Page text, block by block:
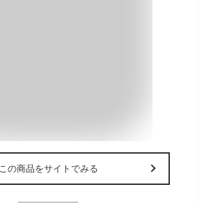
この商品をサイトでみる